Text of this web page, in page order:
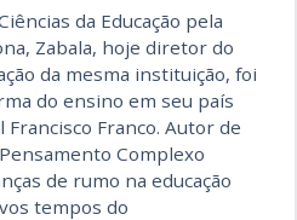
da Educação pela
Zabala, hoje diretor do
da mesma instituição, foi
do ensino em seu país
Franco. Autor de
Complexo
de rumo na educação
tempos do